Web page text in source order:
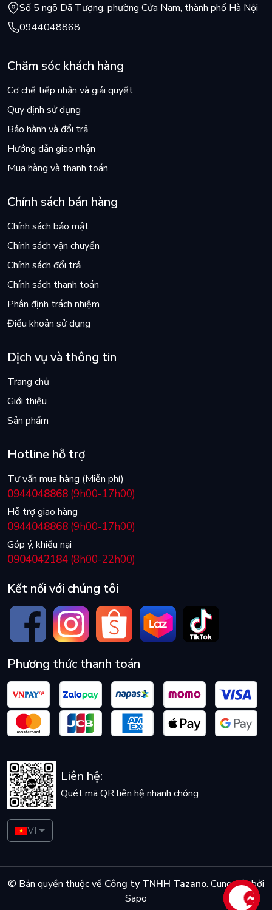
Số 5 ngõ Dã Tượng, phường Cửa Nam, thành phố Hà Nội
0944048868
Chăm sóc khách hàng
Cơ chế tiếp nhận và giải quyết
Quy định sử dụng
Bảo hành và đổi trả
Hướng dẫn giao nhận
Mua hàng và thanh toán
Chính sách bán hàng
Chính sách bảo mật
Chính sách vận chuyển
Chính sách đổi trả
Chính sách thanh toán
Phân định trách nhiệm
Điều khoản sử dụng
Dịch vụ và thông tin
Trang chủ
Giới thiệu
Sản phẩm
Hotline hỗ trợ
Tư vấn mua hàng (Miễn phí)
0944048868 (9h00-17h00)
Hỗ trợ giao hàng
0944048868 (9h00-17h00)
Góp ý, khiếu nại
0904042184 (8h00-22h00)
Kết nối với chúng tôi
Phương thức thanh toán
Liên hệ:
Quét mã QR liên hệ nhanh chóng
VI
© Bản quyền thuộc về Công ty TNHH Tazano. Cung cấp bởi
Sapo
Liên hệ